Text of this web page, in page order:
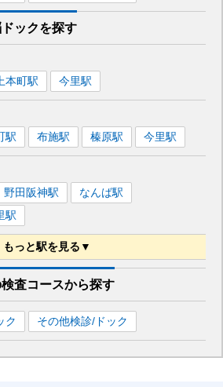
ドックを探す
本町駅 今里駅
駅 布施駅 榛原駅 今里駅
野田阪神駅 なんば駅
駅
もっと駅を見る▼
今市駅 緑橋駅 今里駅
駅
検査コースから探す
ク その他検診/ドック